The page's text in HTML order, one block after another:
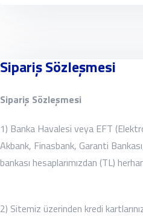
Sipariş Sözleşmesi
Sipariş Sözleşmesi
1) Banka Havalesi veya EFT
Akbank, Finasbank, Garanti
bankası hesaplarımızdan (TL)
2) Sitemiz üzerinden kredi